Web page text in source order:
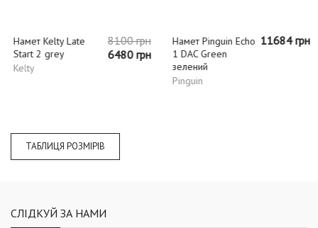
Намет Kelty Late
Start 2 grey
Kelty
8100 грн
6480 грн
Намет Pinguin Echo
1 DAC Green
зелений
Pinguin
11684 грн
ТАБЛИЦЯ РОЗМІРІВ
СЛІДКУЙ ЗА НАМИ